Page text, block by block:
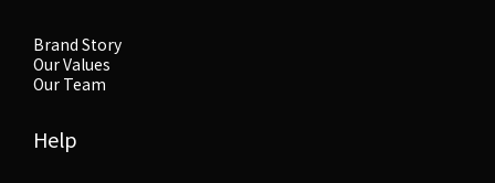
Brand Story
Our Values
Our Team
Help